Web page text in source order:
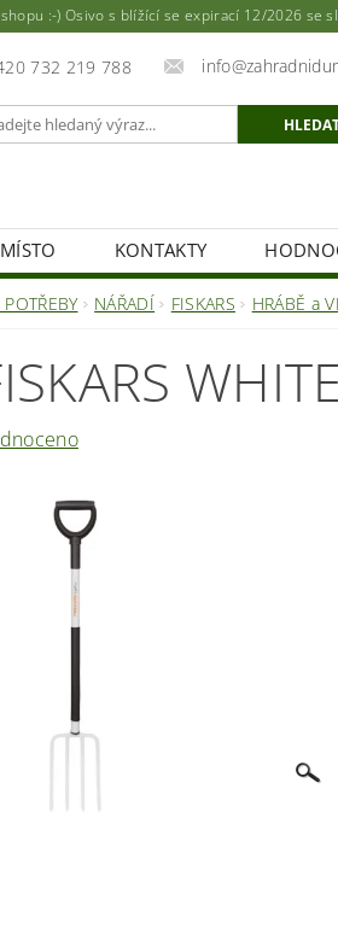
:-) Osivo s blížící se expirací 12/2026 se
732 219 788
KONTAKTY
NÁŘADÍ FISKARS HRÁBĚ a